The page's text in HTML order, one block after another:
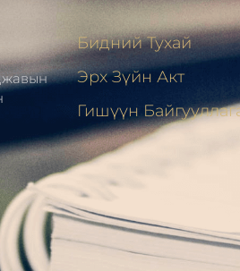
Бидний Тухай
Эрх Зүйн Акт
Гишүүн